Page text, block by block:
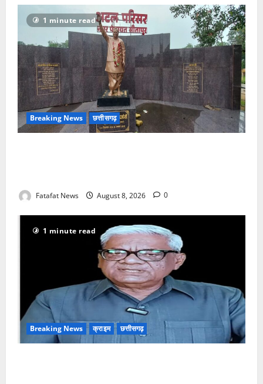
1 minute read
Breaking News छत्तीसगढ़
Fatafat News August 8, 2026 0
1 minute read
Breaking News क्राइम छत्तीसगढ़